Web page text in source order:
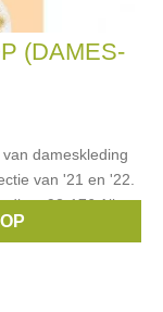
(DAMES-
dameskleding
van '21 en '22.
92-176 Alles